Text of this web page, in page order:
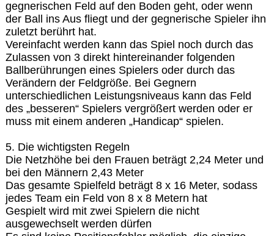
gegnerischen Feld auf den Boden geht, oder wenn
der Ball ins Aus fliegt und der gegnerische Spieler ihn
zuletzt berührt hat.
Vereinfacht werden kann das Spiel noch durch das
Zulassen von 3 direkt hintereinander folgenden
Ballberührungen eines Spielers oder durch das
Verändern der Feldgröße. Bei Gegnern
unterschiedlichen Leistungsniveaus kann das Feld
des „besseren“ Spielers vergrößert werden oder er
muss mit einem anderen „Handicap“ spielen.
5. Die wichtigsten Regeln
Die Netzhöhe bei den Frauen beträgt 2,24 Meter und
bei den Männern 2,43 Meter
Das gesamte Spielfeld beträgt 8 x 16 Meter, sodass
jedes Team ein Feld von 8 x 8 Metern hat
Gespielt wird mit zwei Spielern die nicht
ausgewechselt werden dürfen